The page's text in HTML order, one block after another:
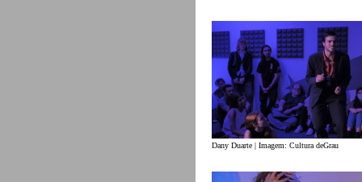
Dany Duarte | Imagem: Cultura deGrau